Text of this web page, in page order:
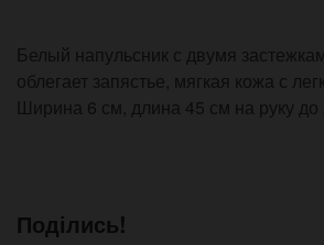
Белый напульсник с двумя
облегает запястье, мягкая кожа с
Ширина 6 см, длина 45 см на руку до
Поділись!